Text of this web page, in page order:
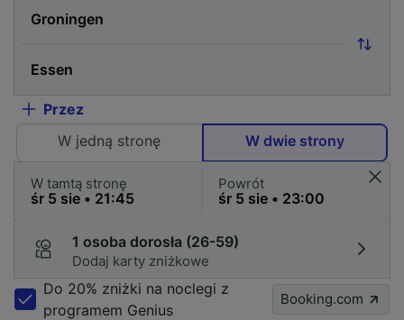
Przez
W jedną stronę
W dwie strony
W tamtą stronę Powrót
1 osoba dorosła (26-59)
Dodaj karty zniżkowe
Do 20% zniżki na noclegi z
programem Genius
Booking.com